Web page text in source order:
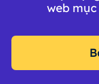
web